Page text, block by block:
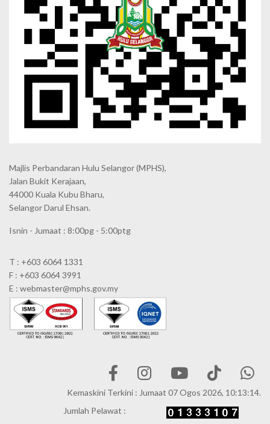
Majlis Perbandaran Hulu Selangor (MPHS),
Jalan Bukit Kerajaan,
44000 Kuala Kubu Bharu,
Selangor Darul Ehsan.
Isnin - Jumaat : 8:00pg - 5:00ptg
T : +603 6064 1331
F : +603 6064 3991
E : webmaster@mphs.gov.my
Kemaskini Terkini : Jumaat 07 Ogos 2026, 10:13:14.
Jumlah Pelawat :